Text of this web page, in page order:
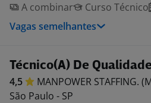
A combinar
Curso Técnico
Vagas semelhantes
Técnico(A) De Qualidade
4,5 MANPOWER STAFFING.
São Paulo - SP